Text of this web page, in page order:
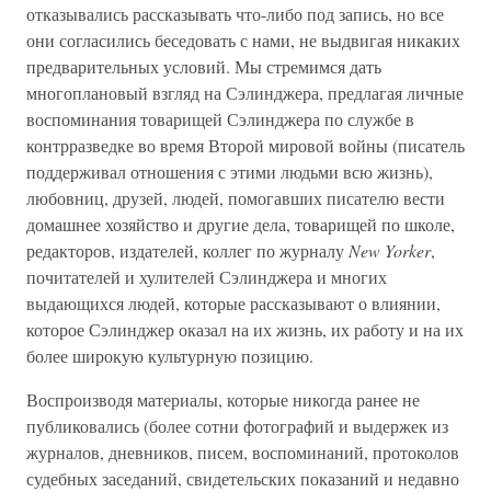
отказывались рассказывать что-либо под запись, но все
они согласились беседовать с нами, не выдвигая никаких
предварительных условий. Мы стремимся дать
многоплановый взгляд на Сэлинджера, предлагая личные
воспоминания товарищей Сэлинджера по службе в
контрразведке во время Второй мировой войны (писатель
поддерживал отношения с этими людьми всю жизнь),
любовниц, друзей, людей, помогавших писателю вести
домашнее хозяйство и другие дела, товарищей по школе,
редакторов, издателей, коллег по журналу New Yorker,
почитателей и хулителей Сэлинджера и многих
выдающихся людей, которые рассказывают о влиянии,
которое Сэлинджер оказал на их жизнь, их работу и на их
более широкую культурную позицию.
Воспроизводя материалы, которые никогда ранее не
публиковались (более сотни фотографий и выдержек из
журналов, дневников, писем, воспоминаний, протоколов
судебных заседаний, свидетельских показаний и недавно